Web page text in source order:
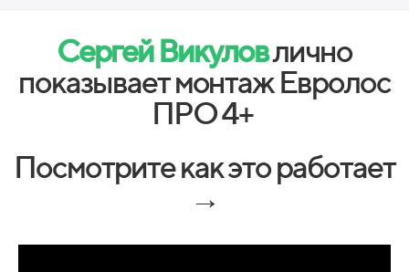
Сергей Викуловлично
показывает монтаж Евролос
ПРО 4+
Посмотрите как это работает
→